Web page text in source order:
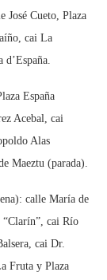
José Cueto, Plaza
cai La
España
Acebal, cai
Alas
Maeztu (parada).
calle María de
“Clarín”, cai Río
cai Dr.
Fruta y Plaza